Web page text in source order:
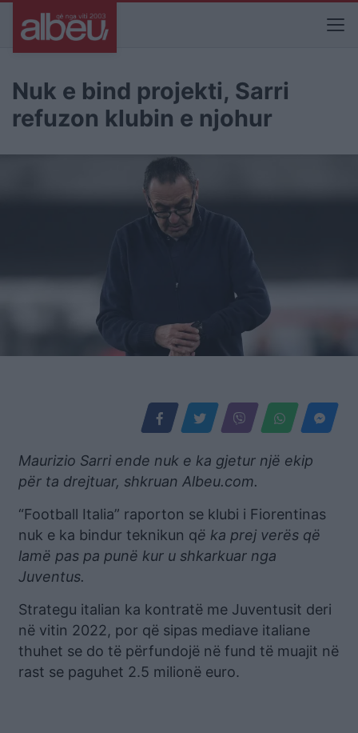
Nuk e bind projekti, Sarri
refuzon klubin e njohur
Maurizio Sarri ende nuk e ka gjetur një ekip
për ta drejtuar, shkruan Albeu.com.
“Football Italia” raporton se klubi i Fiorentinas
nuk e ka bindur teknikun që ka prej verës që
lamë pas pa punë kur u shkarkuar nga
Juventus.
Strategu italian ka kontratë me Juventusit deri
në vitin 2022, por që sipas mediave italiane
thuhet se do të përfundojë në fund të muajit në
rast se paguhet 2.5 milionë euro.